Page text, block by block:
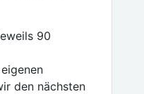
90
den nächsten